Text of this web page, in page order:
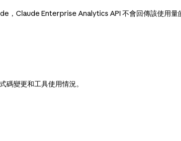
，Claude Enterprise Analytics API 不會回傳該使用量
變更和工具使用情況。